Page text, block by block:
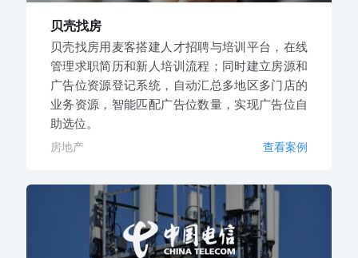
贝壳找房
贝壳找房用麦客搭建人才招聘与培训平台，在线
管理求职简历和新人培训流程；同时建立房源和
广告位资源登记系统，自动汇总多地区多门店的
业务资源，智能匹配广告位数量，实现广告位自
助选位。
房地产 查看案例